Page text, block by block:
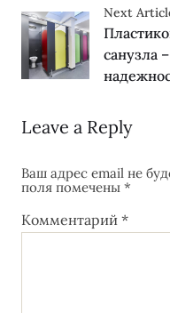
Next
санузла
Leave a Reply
Ваш адрес email не
поля помечены *
Комментарий *